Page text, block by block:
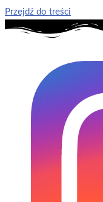
Przejdź do treści